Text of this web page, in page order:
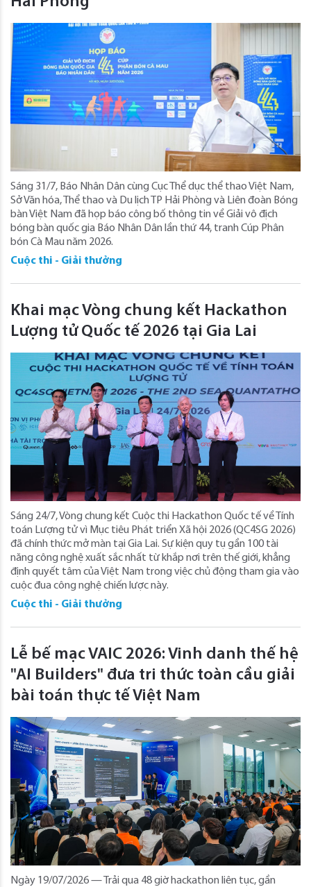
Sáng 31/7, Báo Nhân Dân cùng Cục Thể dục thể thao Việt Nam,
Sở Văn hóa, Thể thao và Du lịch TP Hải Phòng và Liên đoàn Bóng
bàn Việt Nam đã họp báo công bố thông tin về Giải vô địch
bóng bàn quốc gia Báo Nhân Dân lần thứ 44, tranh Cúp Phân
bón Cà Mau năm 2026.
Cuộc thi - Giải thưởng
Khai mạc Vòng chung kết Hackathon
Lượng tử Quốc tế 2026 tại Gia Lai
Sáng 24/7, Vòng chung kết Cuộc thi Hackathon Quốc tế về Tính
toán Lượng tử vì Mục tiêu Phát triển Xã hội 2026 (QC4SG 2026)
đã chính thức mở màn tại Gia Lai. Sự kiện quy tụ gần 100 tài
năng công nghệ xuất sắc nhất từ khắp nơi trên thế giới, khẳng
định quyết tâm của Việt Nam trong việc chủ động tham gia vào
cuộc đua công nghệ chiến lược này.
Cuộc thi - Giải thưởng
Lễ bế mạc VAIC 2026: Vinh danh thế hệ
"AI Builders" đưa tri thức toàn cầu giải
bài toán thực tế Việt Nam
Ngày 19/07/2026 — Trải qua 48 giờ hackathon liên tục, gần